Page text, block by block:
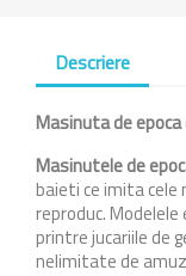
Descriere
Masinuta de
Masinutele de
baieti ce imita cele
reproduc.
printre jucariile de
nelimitate de